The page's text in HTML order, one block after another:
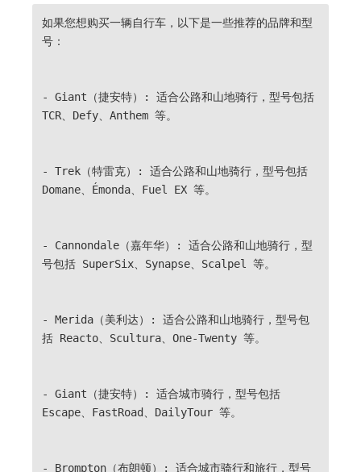
如果您想购买一辆自行车，以下是一些推荐的品牌和型
号：
- Giant（捷安特）: 适合公路和山地骑行，型号包括
TCR、Defy、Anthem 等。
- Trek（特雷克）: 适合公路和山地骑行，型号包括
Domane、Émonda、Fuel EX 等。
- Cannondale（嘉年华）: 适合公路和山地骑行，型
号包括 SuperSix、Synapse、Scalpel 等。
- Merida（美利达）: 适合公路和山地骑行，型号包
括 Reacto、Scultura、One-Twenty 等。
- Giant（捷安特）: 适合城市骑行，型号包括
Escape、FastRoad、DailyTour 等。
- Brompton（布朗顿）: 适合城市骑行和旅行，型号